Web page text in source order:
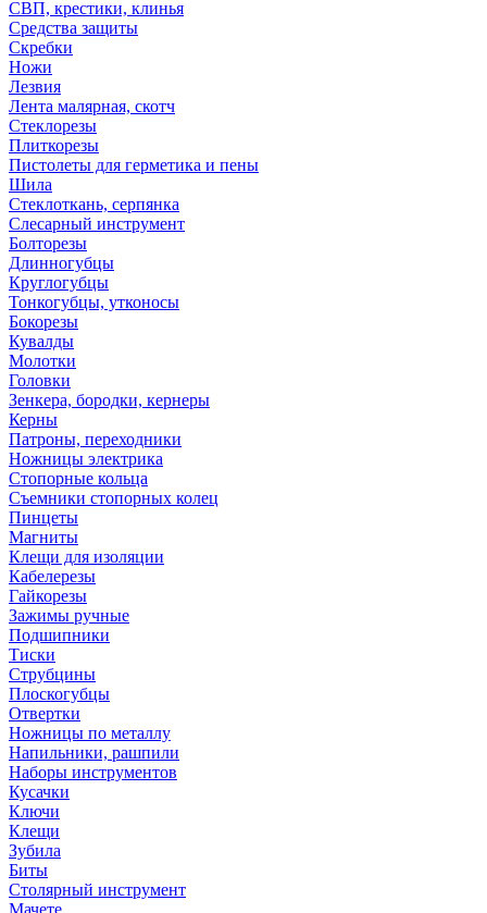
СВП, крестики, клинья
Средства защиты
Скребки
Ножи
Лезвия
Лента малярная, скотч
Стеклорезы
Плиткорезы
Пистолеты для герметика и пены
Шила
Стеклоткань, серпянка
Слесарный инструмент
Болторезы
Длинногубцы
Круглогубцы
Тонкогубцы, утконосы
Бокорезы
Кувалды
Молотки
Головки
Зенкера, бородки, кернеры
Керны
Патроны, переходники
Ножницы электрика
Стопорные кольца
Съемники стопорных колец
Пинцеты
Магниты
Клещи для изоляции
Кабелерезы
Гайкорезы
Зажимы ручные
Подшипники
Тиски
Струбцины
Плоскогубцы
Отвертки
Ножницы по металлу
Напильники, рашпили
Наборы инструментов
Кусачки
Ключи
Клещи
Зубила
Биты
Столярный инструмент
Мачете